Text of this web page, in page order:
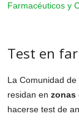
Farmacéuticos y
Test en
La Comunidad
residan en zonas
hacerse test de